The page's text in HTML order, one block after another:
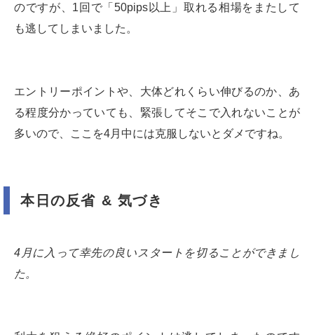
のですが、1回で「50pips以上」取れる相場をまたして
も逃してしまいました。
エントリーポイントや、大体どれくらい伸びるのか、あ
る程度分かっていても、緊張してそこで入れないことが
多いので、ここを4月中には克服しないとダメですね。
本日の反省 & 気づき
4月に入って幸先の良いスタートを切ることができまし
た。